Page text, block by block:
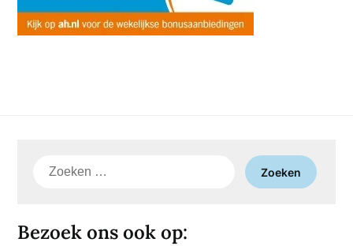
Zoeken
Bezoek ons ook op: